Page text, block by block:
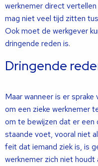
werknemer direct
mag niet veel tijd zitten
Ook moet de werkgever
dringende reden is.
Dringende
Maar wanneer is er
om een zieke werknemer
om te bewijzen dat er een
staande voet, vooral niet
feit dat iemand ziek is, is
werknemer zich niet houdt